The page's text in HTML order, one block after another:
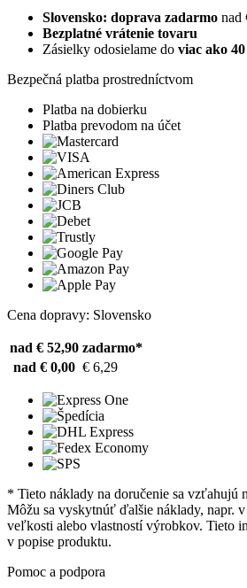
Slovensko: doprava zadarmo nad
Bezplatné vrátenie tovaru
Zásielky odosielame do viac ako
Bezpečná platba prostredníctvom
Platba na dobierku
Platba prevodom na účet
Cena dopravy: Slovensko
nad € 52,90 zadarmo*
nad € 0,00 € 6,29
* Tieto náklady na doručenie sa vzťahujú
Môžu sa vyskytnúť ďalšie náklady, napr.
veľkosti alebo vlastností výrobkov. Tieto
v popise produktu.
Pomoc a podpora